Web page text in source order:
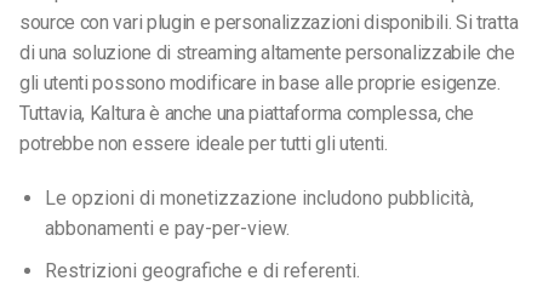
source con vari plugin e personalizzazioni disponibili. Si tratta
di una soluzione di streaming altamente personalizzabile che
gli utenti possono modificare in base alle proprie esigenze.
Tuttavia, Kaltura è anche una piattaforma complessa, che
potrebbe non essere ideale per tutti gli utenti.
Le opzioni di monetizzazione includono pubblicità,
abbonamenti e pay-per-view.
Restrizioni geografiche e di referenti.